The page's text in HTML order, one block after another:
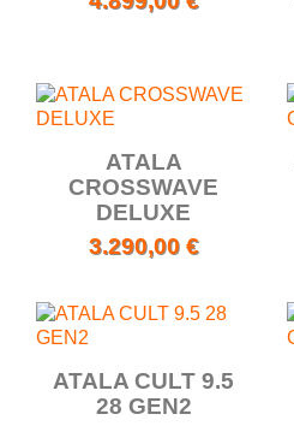
ATALA
CROSSWAVE
DELUXE
3.290,00 €
ATALA CULT 9.5
28 GEN2